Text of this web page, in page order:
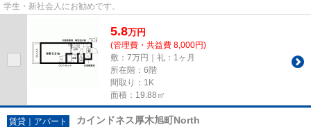
学生・新社会人にお勧めです。
5.8万円
(管理費・共益費 8,000円)
敷：7万円｜礼：1ヶ月
所在階：6階
間取り：1K
面積：19.88㎡
賃貸｜アパート カインドネス厚木旭町North